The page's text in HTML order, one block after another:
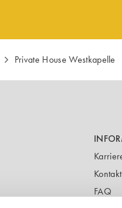
Private House Westkapelle
Kontakt
FAQ